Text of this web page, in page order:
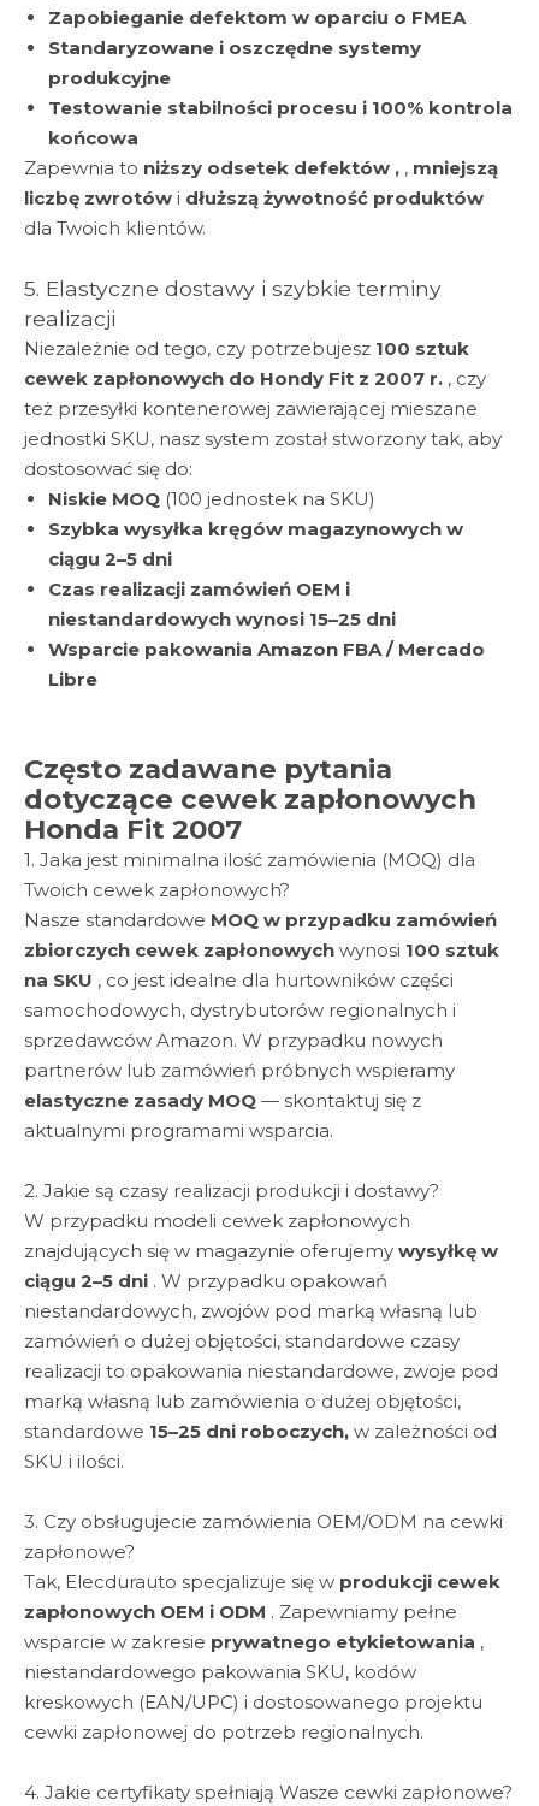
Zapobieganie defektom w oparciu o FMEA
Standaryzowane i oszczędne systemy
produkcyjne
Testowanie stabilności procesu i 100% kontrola
końcowa
Zapewnia to niższy odsetek defektów , , mniejszą
liczbę zwrotów i dłuższą żywotność produktów
dla Twoich klientów.
5. Elastyczne dostawy i szybkie terminy
realizacji
Niezależnie od tego, czy potrzebujesz 100 sztuk
cewek zapłonowych do Hondy Fit z 2007 r. , czy
też przesyłki kontenerowej zawierającej mieszane
jednostki SKU, nasz system został stworzony tak, aby
dostosować się do:
Niskie MOQ (100 jednostek na SKU)
Szybka wysyłka kręgów magazynowych w
ciągu 2–5 dni
Czas realizacji zamówień OEM i
niestandardowych wynosi 15–25 dni
Wsparcie pakowania Amazon FBA / Mercado
Libre
Często zadawane pytania
dotyczące cewek zapłonowych
Honda Fit 2007
1. Jaka jest minimalna ilość zamówienia (MOQ) dla
Twoich cewek zapłonowych?
Nasze standardowe MOQ w przypadku zamówień
zbiorczych cewek zapłonowych wynosi 100 sztuk
na SKU , co jest idealne dla hurtowników części
samochodowych, dystrybutorów regionalnych i
sprzedawców Amazon. W przypadku nowych
partnerów lub zamówień próbnych wspieramy
elastyczne zasady MOQ — skontaktuj się z
aktualnymi programami wsparcia.
2. Jakie są czasy realizacji produkcji i dostawy?
W przypadku modeli cewek zapłonowych
znajdujących się w magazynie oferujemy wysyłkę w
ciągu 2–5 dni . W przypadku opakowań
niestandardowych, zwojów pod marką własną lub
zamówień o dużej objętości, standardowe czasy
realizacji to opakowania niestandardowe, zwoje pod
marką własną lub zamówienia o dużej objętości,
standardowe 15–25 dni roboczych, w zależności od
SKU i ilości.
3. Czy obsługujecie zamówienia OEM/ODM na cewki
zapłonowe?
Tak, Elecdurauto specjalizuje się w produkcji cewek
zapłonowych OEM i ODM . Zapewniamy pełne
wsparcie w zakresie prywatnego etykietowania ,
niestandardowego pakowania SKU, kodów
kreskowych (EAN/UPC) i dostosowanego projektu
cewki zapłonowej do potrzeb regionalnych.
4. Jakie certyfikaty spełniają Wasze cewki zapłonowe?